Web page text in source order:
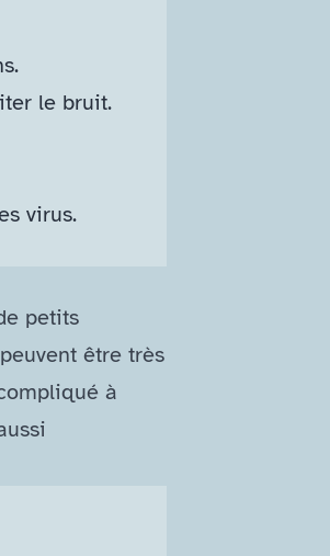
le bruit.
virus.
petits
être très
à